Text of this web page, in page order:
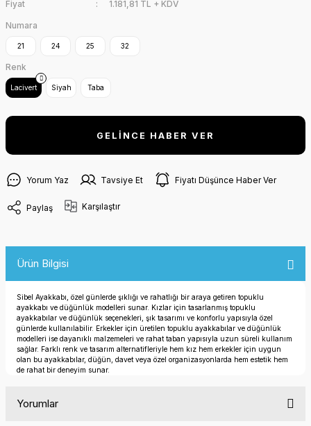
Fiyat
1.181,81 TL + KDV
Numara
21 24 25 32
Renk
Lacivert Siyah Taba
GELİNCE HABER VER
Yorum Yaz Tavsiye Et Fiyatı Düşünce Haber Ver
Paylaş Karşılaştır
Ürün Bilgisi
Sibel Ayakkabı, özel günlerde şıklığı ve rahatlığı bir araya getiren topuklu
ayakkabı ve düğünlük modelleri sunar. Kızlar için tasarlanmış topuklu
ayakkabılar ve düğünlük seçenekleri, şık tasarımı ve konforlu yapısıyla özel
günlerde kullanılabilir. Erkekler için üretilen topuklu ayakkabılar ve düğünlük
modelleri ise dayanıklı malzemeleri ve rahat taban yapısıyla uzun süreli kullanım
sağlar. Farklı renk ve tasarım alternatifleriyle hem kız hem erkekler için uygun
olan bu ayakkabılar, düğün, davet veya özel organizasyonlarda hem estetik hem
de rahat bir deneyim sunar.
Yorumlar